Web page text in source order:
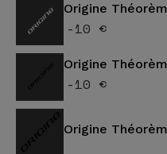
Origine
-10 €
Origine
-10 €
Origine